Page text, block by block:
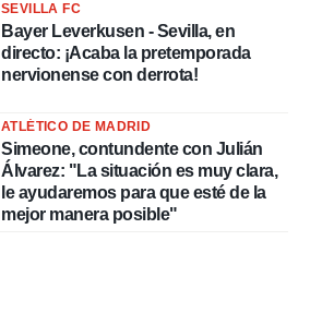
SEVILLA FC
Bayer Leverkusen - Sevilla, en
directo: ¡Acaba la pretemporada
nervionense con derrota!
ATLÉTICO DE MADRID
Simeone, contundente con Julián
Álvarez: "La situación es muy clara,
le ayudaremos para que esté de la
mejor manera posible"